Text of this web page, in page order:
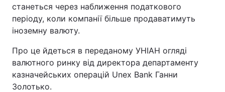
станеться через наближення податкового
періоду, коли компанії більше продаватимуть
іноземну валюту.
Про це йдеться в переданому УНІАН огляді
валютного ринку від директора департаменту
казначейських операцій Unex Bank Ганни
Золотько.